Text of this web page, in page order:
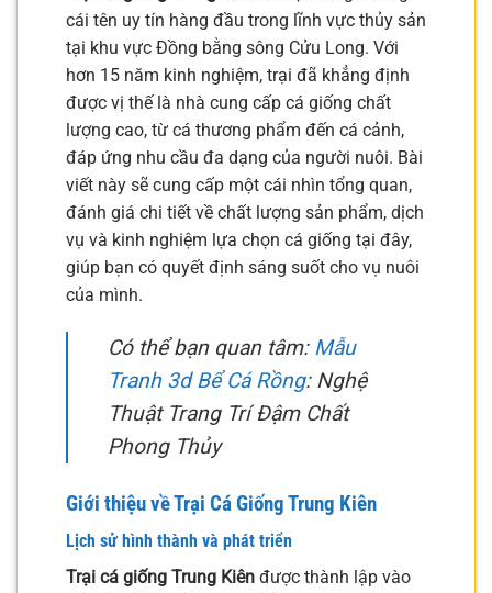
cái tên uy tín hàng đầu trong lĩnh vực thủy sản
tại khu vực Đồng bằng sông Cửu Long. Với
hơn 15 năm kinh nghiệm, trại đã khẳng định
được vị thế là nhà cung cấp cá giống chất
lượng cao, từ cá thương phẩm đến cá cảnh,
đáp ứng nhu cầu đa dạng của người nuôi. Bài
viết này sẽ cung cấp một cái nhìn tổng quan,
đánh giá chi tiết về chất lượng sản phẩm, dịch
vụ và kinh nghiệm lựa chọn cá giống tại đây,
giúp bạn có quyết định sáng suốt cho vụ nuôi
của mình.
Có thể bạn quan tâm: Mẫu
Tranh 3d Bể Cá Rồng: Nghệ
Thuật Trang Trí Đậm Chất
Phong Thủy
Giới thiệu về Trại Cá Giống Trung Kiên
Lịch sử hình thành và phát triển
Trại cá giống Trung Kiên được thành lập vào